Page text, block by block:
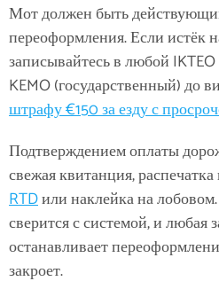
Мот должен быть
переоформления. Если истёк
записывайтесь в любой
KEMO (государственный) до
штрафу €150 за езду с
Подтверждением оплаты
свежая квитанция, распечатка
RTDили наклейка на
сверится с системой, и любая
останавливает
закроет.